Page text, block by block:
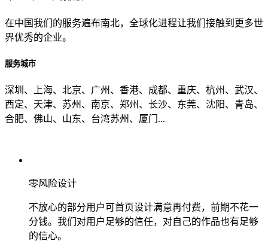
在中国我们的服务遍布南北，全球化进程让我们接触到更多世
界优秀的企业。
服务城市
深圳、上海、北京、广州、香港、成都、重庆、杭州、武汉、
西定、天津、苏州、南京、郑州、长沙、东莞、沈阳、青岛、
合肥、佛山、山东、台湾苏州、厦门...
零风险设计
不放心的部分用户可首页设计满意再付费，前期不花一
分钱。我们对用户足够的信任，对自己的作品也有足够
的信心。